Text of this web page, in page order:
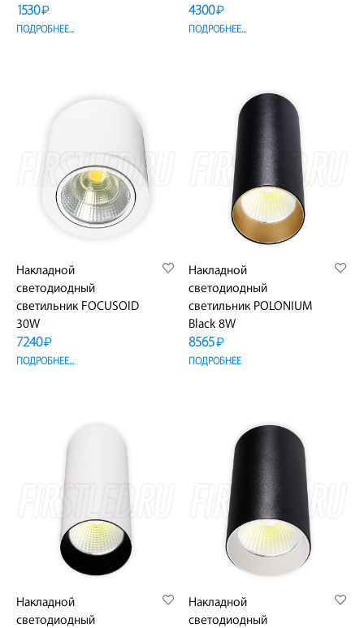
1530₽
ПОДРОБНЕЕ...
4300₽
ПОДРОБНЕЕ...
Накладной
светодиодный
светильник FOCUSOID
30W
7240₽
ПОДРОБНЕЕ...
Накладной
светодиодный
светильник POLONIUM
Black 8W
8565₽
ПОДРОБНЕЕ
Накладной
светодиодный
Накладной
светодиодный